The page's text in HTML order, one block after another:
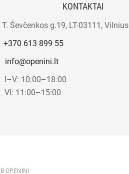
KONTAKTAI
T. Ševčenkos g.19, LT-03111, Vilnius
+370 613 899 55
info@openini.lt
I–V: 10:00–18:00
VI: 11:00–15:00
OPENINI